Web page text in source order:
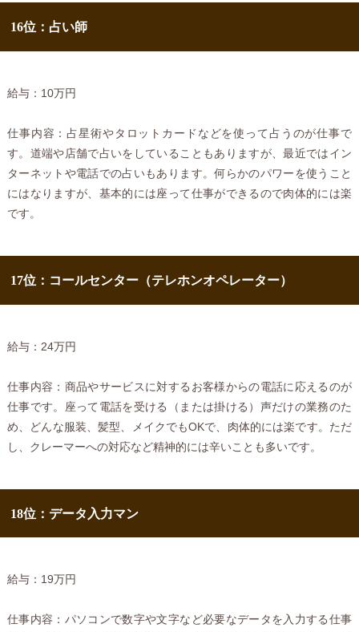
16位：占い師
給与：10万円
仕事内容：占星術やタロットカードなどを使って占うのが仕事で
す。道端や店舗で占いをしていることもありますが、最近ではイン
ターネットや電話での占いもあります。何らかのパワーを使うこと
にはなりますが、基本的には座って仕事ができるので肉体的には楽
です。
17位：コールセンター（テレホンオペレーター）
給与：24万円
仕事内容：商品やサービスに対するお客様からの電話に応えるのが
仕事です。座って電話を受ける（または掛ける）声だけの業務のた
め、どんな服装、髪型、メイクでもOKで、肉体的には楽です。ただ
し、クレーマーへの対応など精神的には辛いことも多いです。
18位：データ入力マン
給与：19万円
仕事内容：パソコンで数字や文字など必要なデータを入力する仕事